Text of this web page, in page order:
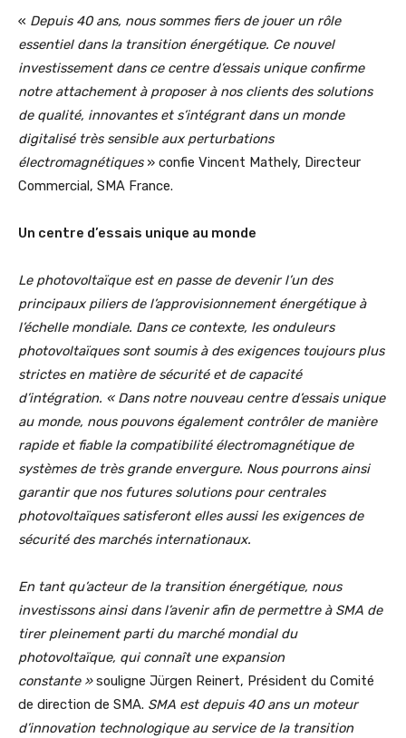
« Depuis 40 ans, nous sommes fiers de jouer un rôle
essentiel dans la transition énergétique. Ce nouvel
investissement dans ce centre d’essais unique confirme
notre attachement à proposer à nos clients des solutions
de qualité, innovantes et s’intégrant dans un monde
digitalisé très sensible aux perturbations
électromagnétiques» confie Vincent Mathely, Directeur
Commercial, SMA France.
Un centre d’essais unique au monde
Le photovoltaïque est en passe de devenir l’un des
principaux piliers de l’approvisionnement énergétique à
l’échelle mondiale. Dans ce contexte, les onduleurs
photovoltaïques sont soumis à des exigences toujours plus
strictes en matière de sécurité et de capacité
d’intégration. « Dans notre nouveau centre d’essais unique
au monde, nous pouvons également contrôler de manière
rapide et fiable la compatibilité électromagnétique de
systèmes de très grande envergure. Nous pourrons ainsi
garantir que nos futures solutions pour centrales
photovoltaïques satisferont elles aussi les exigences de
sécurité des marchés internationaux.
En tant qu’acteur de la transition énergétique, nous
investissons ainsi dans l’avenir afin de permettre à SMA de
tirer pleinement parti du marché mondial du
photovoltaïque, qui connaît une expansion
constante »souligne Jürgen Reinert, Président du Comité
de direction de SMA. SMA est depuis 40 ans un moteur
d’innovation technologique au service de la transition